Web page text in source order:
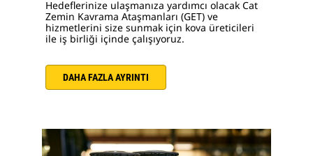
Hedeflerinize ulaşmanıza yardımcı olacak Cat
Zemin Kavrama Ataşmanları (GET) ve
hizmetlerini size sunmak için kova üreticileri
ile iş birliği içinde çalışıyoruz.
DAHA FAZLA AYRINTI